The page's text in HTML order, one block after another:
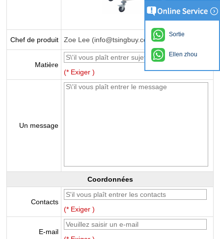
Chef de produit Zoe Lee (info@tsingbuy.com)
Matière
(* Exiger )
Un message
Coordonnées
Contacts
(* Exiger )
E-mail
Sortie
Ellen zhou